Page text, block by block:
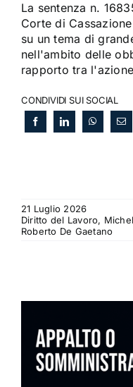
La sentenza n.
Corte di
su un tema di
nell'ambito delle
rapporto tra
CONDIVIDI SUI SOCIAL
21 Luglio 2026
Diritto del Lavoro,
Roberto De Gaetano